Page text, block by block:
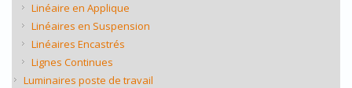
Linéaire en Applique
Linéaires en Suspension
Linéaires Encastrés
Lignes Continues
Luminaires poste de travail